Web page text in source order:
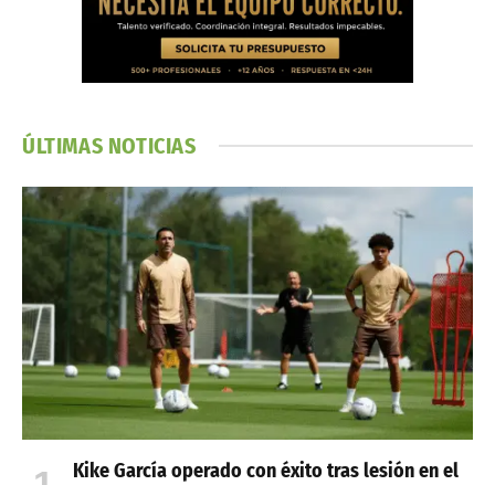
ÚLTIMAS NOTICIAS
Kike García operado con éxito tras lesión en el